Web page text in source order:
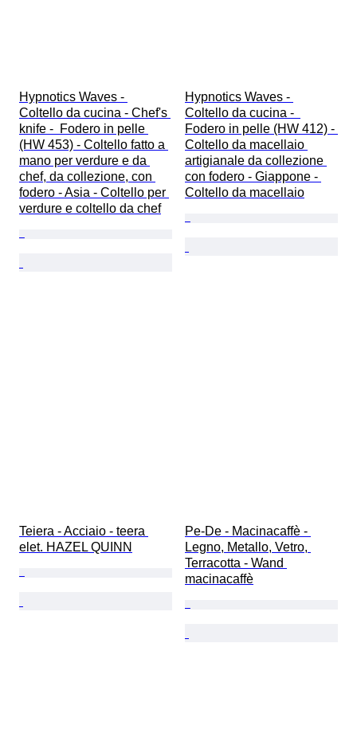
Hypnotics Waves -
Coltello da cucina - Chef's
knife -  Fodero in pelle
(HW 453) - Coltello fatto a
mano per verdure e da
chef, da collezione, con
fodero - Asia - Coltello per
verdure e coltello da chef
Hypnotics Waves -
Coltello da cucina -
Fodero in pelle (HW 412) -
Coltello da macellaio
artigianale da collezione
con fodero - Giappone -
Coltello da macellaio
Teiera - Acciaio - teera
elet. HAZEL QUINN
Pe-De - Macinacaffè -
Legno, Metallo, Vetro,
Terracotta - Wand
macinacaffè